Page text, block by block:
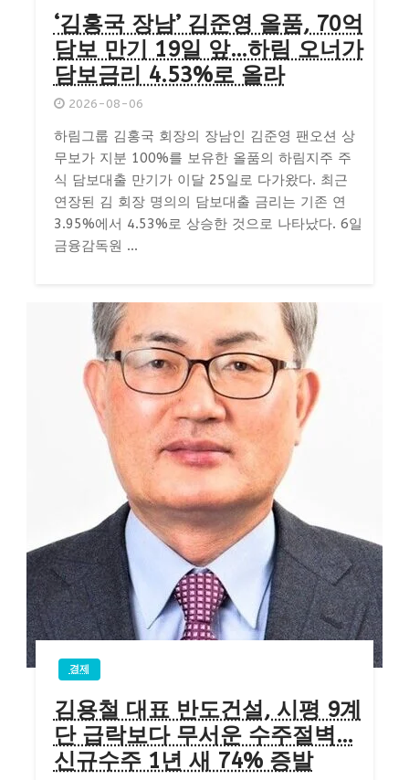
‘김홍국 장남’ 김준영 올품, 70억
담보 만기 19일 앞…하림 오너가
담보금리 4.53%로 올라
2026-08-06
하림그룹 김홍국 회장의 장남인 김준영 팬오션 상
무보가 지분 100%를 보유한 올품의 하림지주 주
식 담보대출 만기가 이달 25일로 다가왔다. 최근
연장된 김 회장 명의의 담보대출 금리는 기존 연
3.95%에서 4.53%로 상승한 것으로 나타났다. 6일
금융감독원 ...
경제
김용철 대표 반도건설, 시평 9계
단 급락보다 무서운 수주절벽…
신규수주 1년 새 74% 증발